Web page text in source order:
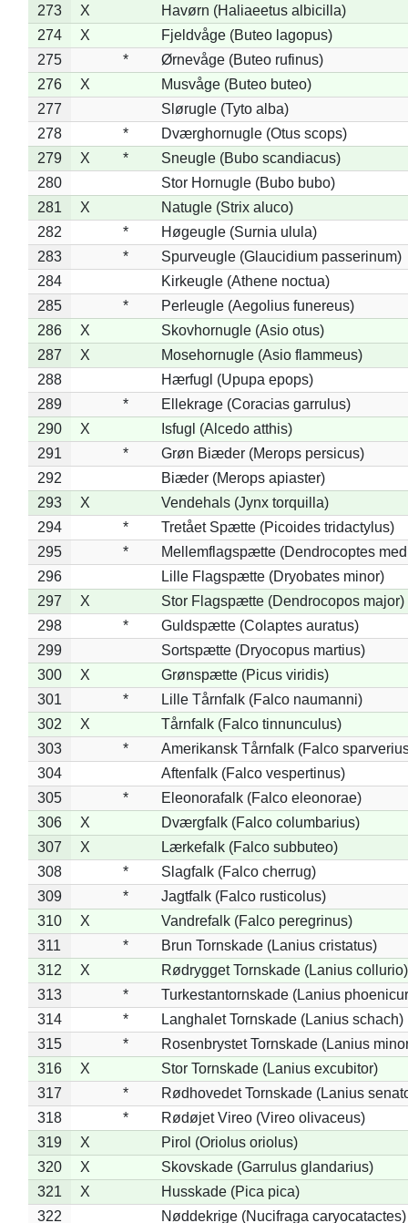
273
X
Havørn (Haliaeetus albicilla)
274
X
Fjeldvåge (Buteo lagopus)
275
*
Ørnevåge (Buteo rufinus)
276
X
Musvåge (Buteo buteo)
277
Slørugle (Tyto alba)
278
*
Dværghornugle (Otus scops)
279
X *
Sneugle (Bubo scandiacus)
280
Stor Hornugle (Bubo bubo)
281
X
Natugle (Strix aluco)
282
*
Høgeugle (Surnia ulula)
283
*
Spurveugle (Glaucidium passerinum)
284
Kirkeugle (Athene noctua)
285
*
Perleugle (Aegolius funereus)
286
X
Skovhornugle (Asio otus)
287
X
Mosehornugle (Asio flammeus)
288
Hærfugl (Upupa epops)
289
*
Ellekrage (Coracias garrulus)
290
X
Isfugl (Alcedo atthis)
291
*
Grøn Biæder (Merops persicus)
292
Biæder (Merops apiaster)
293
X
Vendehals (Jynx torquilla)
294
*
Tretået Spætte (Picoides tridactylus)
295
*
Mellemflagspætte (Dendrocoptes
296
Lille Flagspætte (Dryobates minor)
297
X
Stor Flagspætte (Dendrocopos major)
298
*
Guldspætte (Colaptes auratus)
299
Sortspætte (Dryocopus martius)
300
X
Grønspætte (Picus viridis)
301
*
Lille Tårnfalk (Falco naumanni)
302
X
Tårnfalk (Falco tinnunculus)
303
*
Amerikansk Tårnfalk (Falco
304
Aftenfalk (Falco vespertinus)
305
*
Eleonorafalk (Falco eleonorae)
306
X
Dværgfalk (Falco columbarius)
307
X
Lærkefalk (Falco subbuteo)
308
*
Slagfalk (Falco cherrug)
309
*
Jagtfalk (Falco rusticolus)
310
X
Vandrefalk (Falco peregrinus)
311
*
Brun Tornskade (Lanius cristatus)
312
X
Rødrygget Tornskade (Lanius collurio)
313
*
Turkestantornskade (Lanius
314
*
Langhalet Tornskade (Lanius schach)
315
*
Rosenbrystet Tornskade (Lanius
316
X
Stor Tornskade (Lanius excubitor)
317
*
Rødhovedet Tornskade (Lanius
318
*
Rødøjet Vireo (Vireo olivaceus)
319
X
Pirol (Oriolus oriolus)
320
X
Skovskade (Garrulus glandarius)
321
X
Husskade (Pica pica)
322
Nøddekrige (Nucifraga caryocatactes)